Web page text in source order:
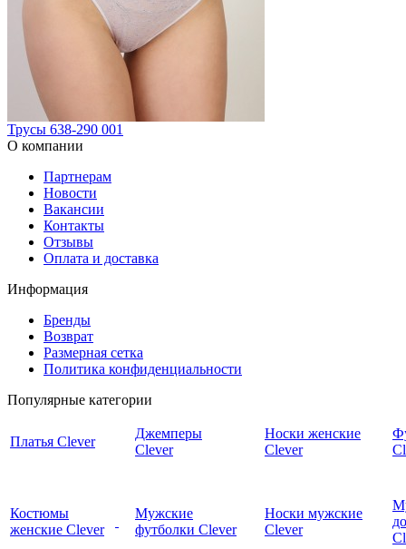
Трусы 638-290 001
О компании
Партнерам
Новости
Вакансии
Контакты
Отзывы
Оплата и доставка
Информация
Бренды
Возврат
Размерная сетка
Политика конфиденциальности
Популярные категории
Платья Clever
Джемперы
Clever
Носки женские
Clever
Костюмы
женские Clever
Мужские
футболки Clever
Носки мужские
Clever